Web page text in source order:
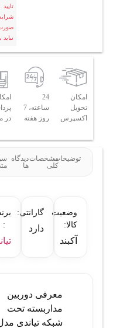
امکان
تحویل
اکسپرس
24
ساعته، 7
روز هفته
در
توضیحاتمشخصات
کلی
دیدگاه
ها
وضعیت
کالا:
آکبند
گارانتی:
دارد
:
معرفی دوربین
مداربسته تحت
شبکه تیاندی